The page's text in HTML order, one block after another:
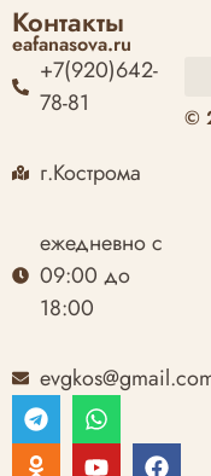
Контакты
eafanasova.ru
+7(920)642-
78-81
г.Кострома
ежедневно с
09:00 до
18:00
©